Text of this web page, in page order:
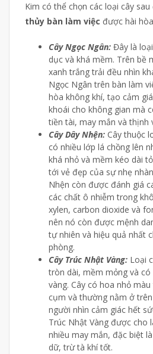
Kim có thể chọn các loại cây
thủy bàn làm việc được hài
Cây Ngọc Ngân: Đây là
dục và khá mềm. Trên bề
xanh trắng trải đều nhìn
Ngọc Ngân trên bàn làm
hòa không khí, tạo cảm
khoái cho không gian mà
tiền tài, may mắn và thịnh
Cây Dây Nhện: Cây thuộc
có nhiều lớp lá chồng lên
khá nhỏ và mềm kéo dài
tới vẻ đẹp của sự nhẹ
Nhện còn được đánh giá
các chất ô nhiễm trong
xylen, carbon dioxide và
nên nó còn được mệnh
tự nhiên và hiệu quả nhất
phòng.
Cây Trúc Nhật Vàng: Loại
tròn dài, mềm mỏng và
vàng. Cây có hoa nhỏ
cụm và thường nằm ở
người nhìn cảm giác hết
Trúc Nhật Vàng được cho
nhiều may mắn, đặc biệt
dữ, trừ tà khí tốt.